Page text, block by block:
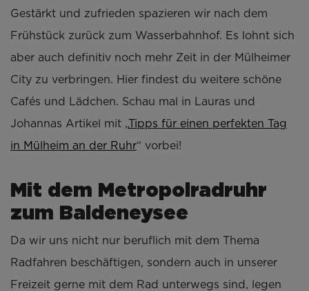
Gestärkt und zufrieden spazieren wir nach dem
Frühstück zurück zum Wasserbahnhof. Es lohnt sich
aber auch definitiv noch mehr Zeit in der Mülheimer
City zu verbringen. Hier findest du weitere schöne
Cafés und Lädchen. Schau mal in Lauras und
Johannas Artikel mit „Tipps für einen perfekten Tag
in Mülheim an der Ruhr“ vorbei!
Mit dem Metropolradruhr
zum Baldeneysee
Da wir uns nicht nur beruflich mit dem Thema
Radfahren beschäftigen, sondern auch in unserer
Freizeit gerne mit dem Rad unterwegs sind, legen